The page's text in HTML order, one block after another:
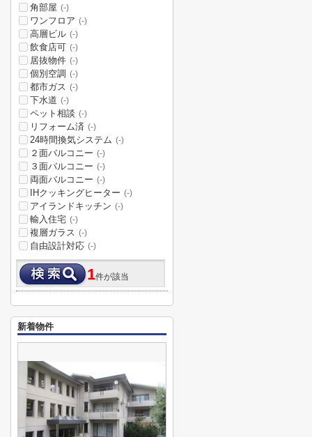
角部屋 (-)
ワンフロア (-)
高層ビル (-)
飲食店可 (-)
居抜物件 (-)
個別空調 (-)
都市ガス (-)
下水道 (-)
ペット相談 (-)
リフォーム済 (-)
24時間換気システム (-)
２面バルコニー (-)
３面バルコニー (-)
両面バルコニー (-)
IHクッキングヒーター (-)
アイランドキッチン (-)
輸入住宅 (-)
複層ガラス (-)
自由設計対応 (-)
1件が該当
新着物件